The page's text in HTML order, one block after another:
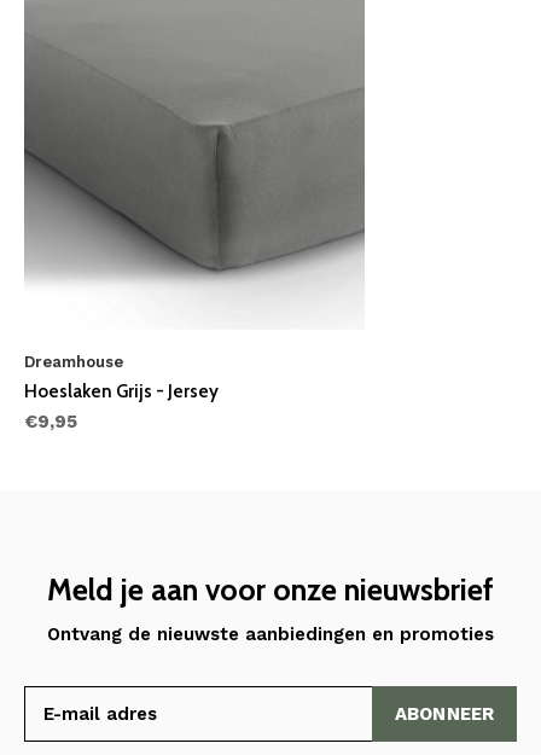
Dreamhouse
Hoeslaken Grijs - Jersey
€9,95
Meld je aan voor onze nieuwsbrief
Ontvang de nieuwste aanbiedingen en promoties
ABONNEER